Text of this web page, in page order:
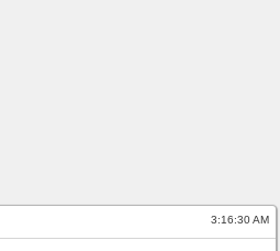
3:16:30 AM